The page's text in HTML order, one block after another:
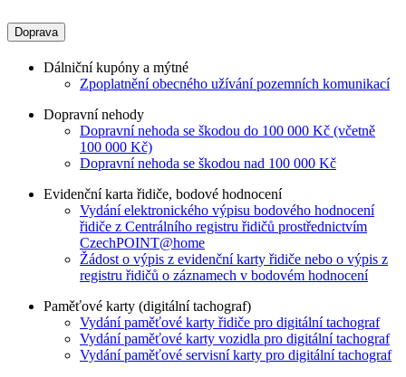
Doprava
Dálniční kupóny a mýtné
Zpoplatnění obecného užívání pozemních komunikací
Dopravní nehody
Dopravní nehoda se škodou do 100 000 Kč (včetně
100 000 Kč)
Dopravní nehoda se škodou nad 100 000 Kč
Evidenční karta řidiče, bodové hodnocení
Vydání elektronického výpisu bodového hodnocení
řidiče z Centrálního registru řidičů prostřednictvím
CzechPOINT@home
Žádost o výpis z evidenční karty řidiče nebo o výpis z
registru řidičů o záznamech v bodovém hodnocení
Paměťové karty (digitální tachograf)
Vydání paměťové karty řidiče pro digitální tachograf
Vydání paměťové karty vozidla pro digitální tachograf
Vydání paměťové servisní karty pro digitální tachograf